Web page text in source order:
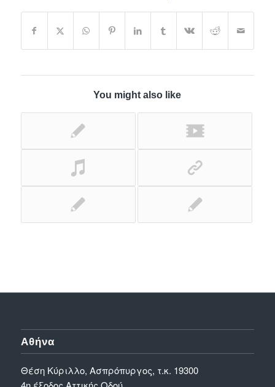
You might also like
Αθήνα
Θέση Κύριλλο, Ασπρόπυργος, τ.κ. 19300